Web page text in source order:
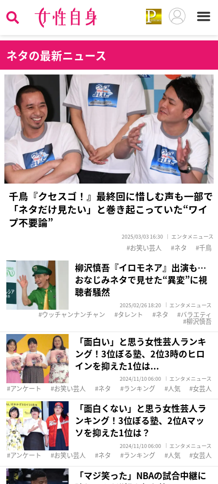
ネタの最新ニュース
千鳥『クセスゴ！』最終回に惜しむ声も一部で
「ネタだけ見たい」と巻き起こっていた“ワイ
プ不要論”
2025/03/03 16:30 エンタメニュース
お笑い芸人 ネタ 千鳥
柳沢慎吾『イロモネア』出演も…
おなじみネタで見せた“異変”に視
聴者騒然
2025/02/26 18:20 エンタメニュース
ウッチャンナンチャン タレント ネタ バラエティ
柳沢慎吾
「面白い」と思う女性芸人ランキ
ング！3位ぼる塾、2位3時のヒロ
インを抑えた1位は...
2024/11/10 06:00 エンタメニュース
アンケート お笑い芸人 ネタ ランキング 人気 女芸人
「面白くない」と思う女性芸人ラ
ンキング！3位ぼる塾、2位Aマッ
ソを抑えた1位は？
2024/11/10 06:00 エンタメニュース
アンケート お笑い芸人 ネタ ランキング 人気 女芸人
「マジ笑った」NBAの試合中継に